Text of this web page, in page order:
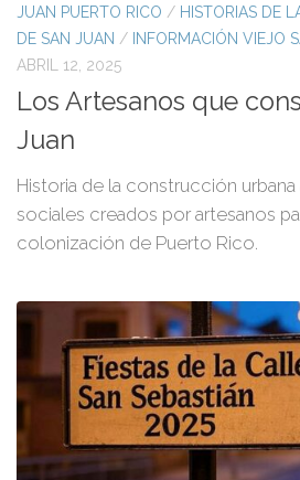
JUAN PUERTO RICO / HISTORIAS DE
DE SAN JUAN / INFORMACIÓN VIEJO
ABRIL 12, 2025
Los Artesanos que
Juan
Historia de la construcción
sociales creados por artesanos
colonización de Puerto Rico.